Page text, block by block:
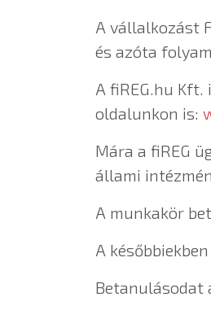
A vállalkozást
és azóta
A fiREG.hu
oldalunkon is:
Mára a fiREG
állami
A munkakör
A
Betanulásodat